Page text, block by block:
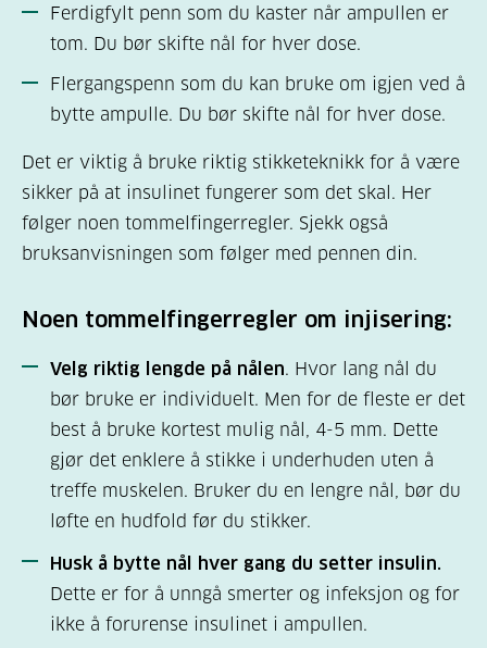
Ferdigfylt penn som du kaster når ampullen er
tom. Du bør skifte nål for hver dose.
Flergangspenn som du kan bruke om igjen ved å
bytte ampulle. Du bør skifte nål for hver dose.
Det er viktig å bruke riktig stikketeknikk for å være
sikker på at insulinet fungerer som det skal. Her
følger noen tommelfingerregler. Sjekk også
bruksanvisningen som følger med pennen din.
Noen tommelfingerregler om injisering:
Velg riktig lengde på nålen. Hvor lang nål du
bør bruke er individuelt. Men for de fleste er det
best å bruke kortest mulig nål, 4-5 mm. Dette
gjør det enklere å stikke i underhuden uten å
treffe muskelen. Bruker du en lengre nål, bør du
løfte en hudfold før du stikker.
Husk å bytte nål hver gang du setter insulin.
Dette er for å unngå smerter og infeksjon og for
ikke å forurense insulinet i ampullen.